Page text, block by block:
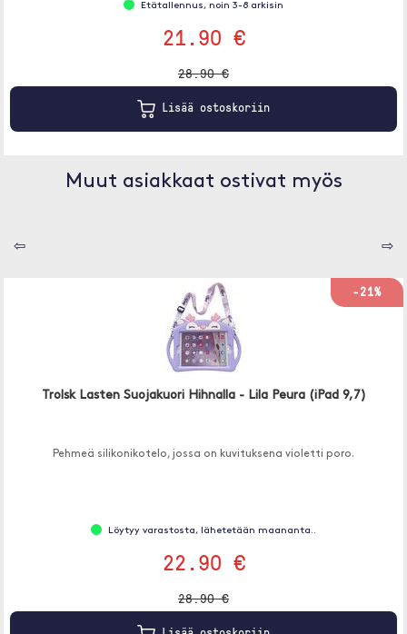
Etätallennus, noin 3-8 arkisin
21.90 €
28.90 €
Lisää ostoskoriin
Muut asiakkaat ostivat myös
⇦ ⇨
-21%
Trolsk Lasten Suojakuori Hihnalla - Lila Peura (iPad 9,7)
Pehmeä silikonikotelo, jossa on kuvituksena violetti poro.
Löytyy varastosta, lähetetään maananta..
22.90 €
28.90 €